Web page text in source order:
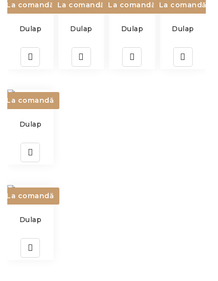
La comandă
Dulap
La comandă
Dulap
La comandă
Dulap
La comandă
Dulap
La comandă
Dulap
La comandă
Dulap